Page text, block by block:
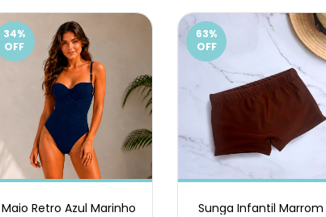
34%
OFF
Maio Retro Azul Marinho
63%
OFF
Sunga Infantil Marrom